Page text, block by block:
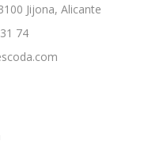
Jijona, Alicante
74